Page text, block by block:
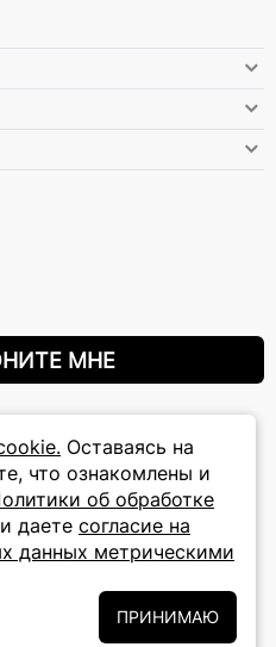
Оставаясь на
что ознакомлены и
об обработке
и даете согласие на
данных метрическими
ПРИНИМАЮ
МНЕ
Подписаться на новости
с условиямиПолитики